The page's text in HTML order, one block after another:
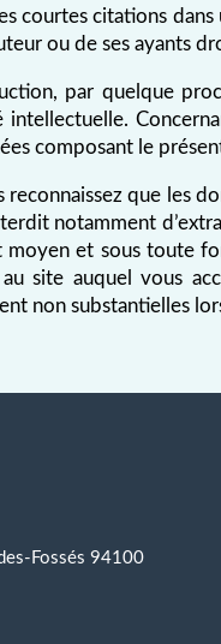
courtes citations
ou de ses ayants
par quelque
composant le
reconnaissez que les
notamment
et sous toute
site auquel vous
non substantielles
Fossés 94100